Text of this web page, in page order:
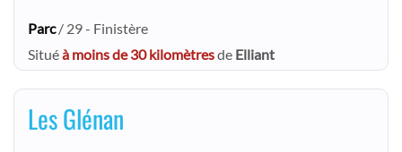
Parc/ 29 - Finistère
Situéà moins de 30 kilomètresde Elliant
Les Glénan